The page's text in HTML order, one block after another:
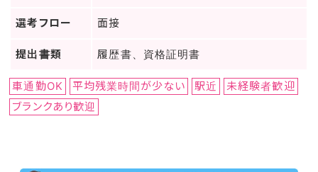
選考フロー 面接
提出書類 履歴書、資格証明書
車通勤OK 平均残業時間が少ない 駅近
未経験者歓迎
ブランクあり歓迎